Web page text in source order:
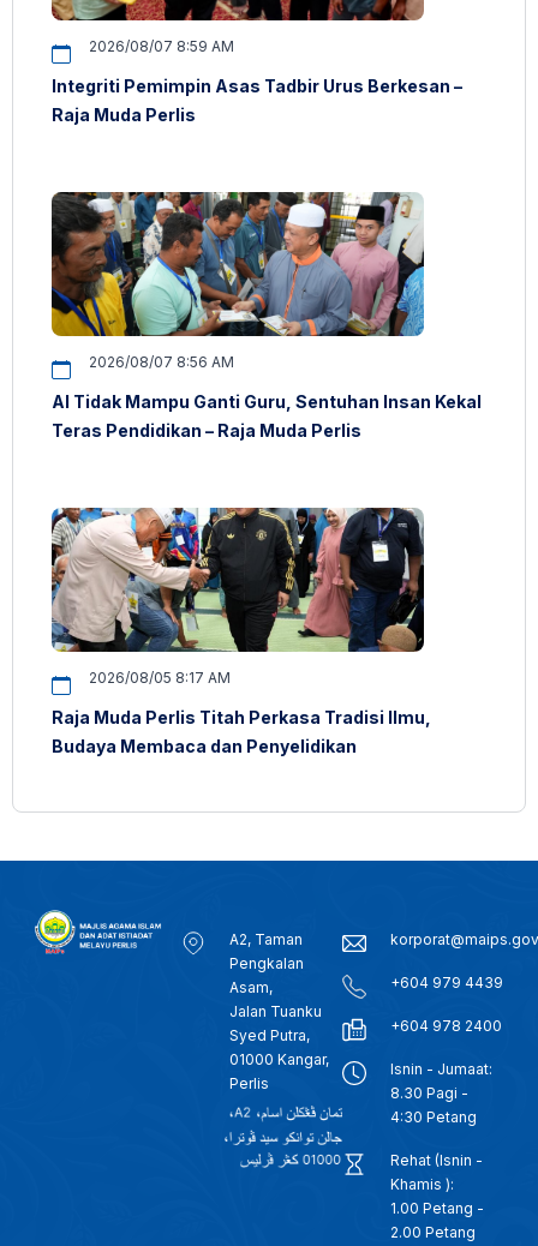
2026/08/07 8:59 AM
Integriti Pemimpin Asas Tadbir Urus Berkesan –
Raja Muda Perlis
2026/08/07 8:56 AM
AI Tidak Mampu Ganti Guru, Sentuhan Insan Kekal
Teras Pendidikan – Raja Muda Perlis
2026/08/05 8:17 AM
Raja Muda Perlis Titah Perkasa Tradisi Ilmu,
Budaya Membaca dan Penyelidikan
A2, Taman
Pengkalan
Asam,
Jalan Tuanku
Syed Putra,
01000 Kangar,
Perlis
+604 979 4439
+604 978 2400
Isnin - Jumaat:
8.30 Pagi -
4:30 Petang
Rehat (Isnin -
Khamis ):
1.00 Petang -
2.00 Petang